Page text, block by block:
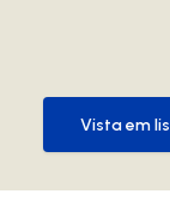
Vista em